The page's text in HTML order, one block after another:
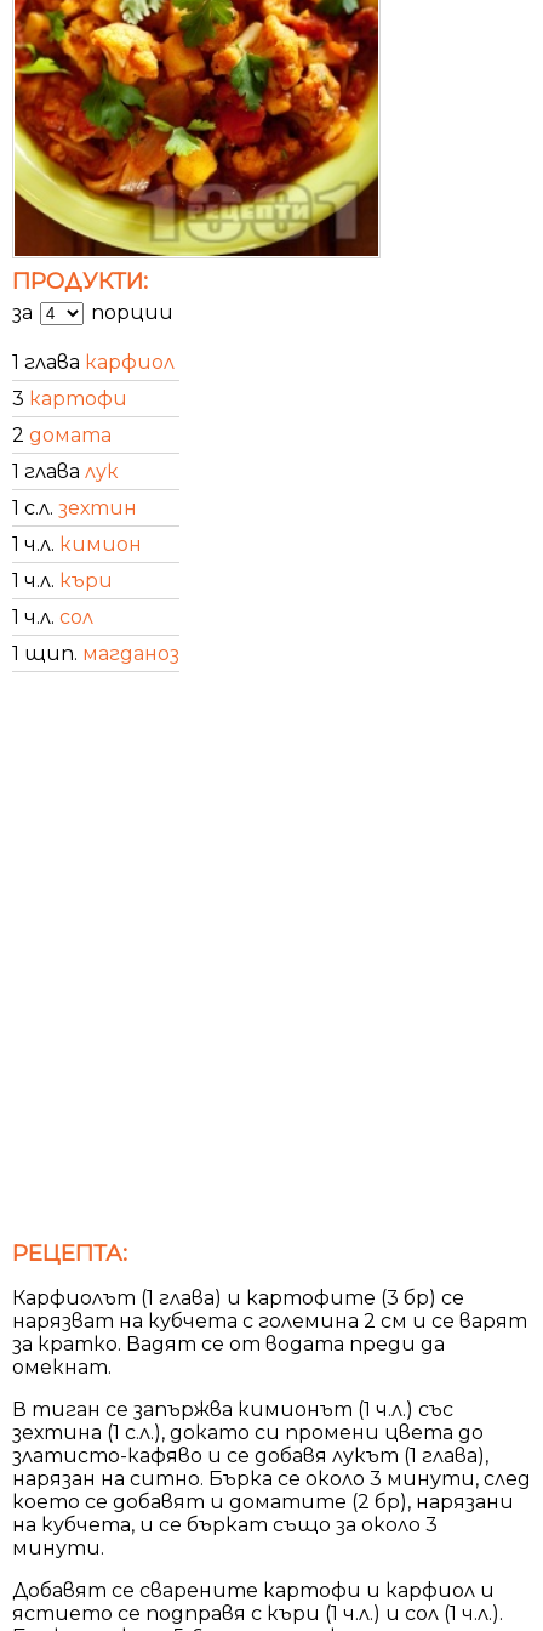
ПРОДУКТИ:
за порции
1 глава карфиол
3 картофи
2 домата
1 глава лук
1 с.л. зехтин
1 ч.л. кимион
1 ч.л. къри
1 ч.л. сол
1 щип. магданоз
РЕЦЕПТА:
Карфиолът (1 глава) и картофите (3 бр) се
нарязват на кубчета с големина 2 см и се варят
за кратко. Вадят се от водата преди да
омекнат.
В тиган се запържва кимионът (1 ч.л.) със
зехтина (1 с.л.), докато си промени цвета до
златисто-кафяво и се добавя лукът (1 глава),
нарязан на ситно. Бърка се около 3 минути, след
което се добавят и доматите (2 бр), нарязани
на кубчета, и се бъркат също за около 3
минути.
Добавят се сварените картофи и карфиол и
ястието се подправя с къри (1 ч.л.) и сол (1 ч.л.).